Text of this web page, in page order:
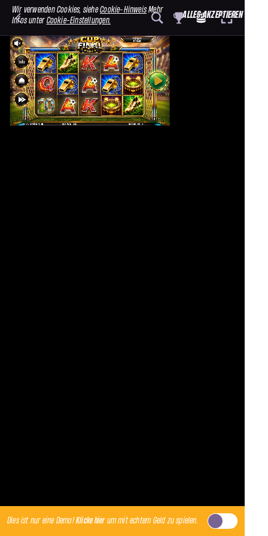
Dies ist nur eine Demo! Klicke hierum mit echtem Geld zu spielen.
Wir verwenden Cookies, sieheCookie-HinweisMehr
Infos unter Cookie-Einstellungen.
ALLES AKZEPTIEREN